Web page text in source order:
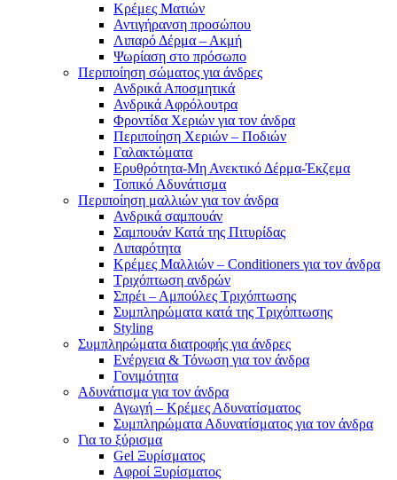
Κρέμες Ματιών
Αντιγήρανση προσώπου
Λιπαρό Δέρμα – Ακμή
Ψωρίαση στο πρόσωπο
Περιποίηση σώματος για άνδρες
Ανδρικά Αποσμητικά
Ανδρικά Αφρόλουτρα
Φροντίδα Χεριών για τον άνδρα
Περιποίηση Χεριών – Ποδιών
Γαλακτώματα
Ερυθρότητα-Μη Ανεκτικό Δέρμα-Έκζεμα
Τοπικό Αδυνάτισμα
Περιποίηση μαλλιών για τον άνδρα
Ανδρικά σαμπουάν
Σαμπουάν Κατά της Πιτυρίδας
Λιπαρότητα
Κρέμες Μαλλιών – Conditioners για τον άνδρα
Τριχόπτωση ανδρών
Σπρέι – Αμπούλες Τριχόπτωσης
Συμπληρώματα κατά της Τριχόπτωσης
Styling
Συμπληρώματα διατροφής για άνδρες
Ενέργεια & Τόνωση για τον άνδρα
Γονιμότητα
Αδυνάτισμα για τον άνδρα
Αγωγή – Κρέμες Αδυνατίσματος
Συμπληρώματα Αδυνατίσματος για τον άνδρα
Για το ξύρισμα
Gel Ξυρίσματος
Αφροί Ξυρίσματος